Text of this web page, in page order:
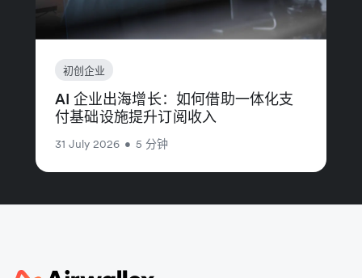
初创企业
AI 企业出海增长：如何借助一体化支
付基础设施提升订阅收入
31 July 2026 • 5 分钟